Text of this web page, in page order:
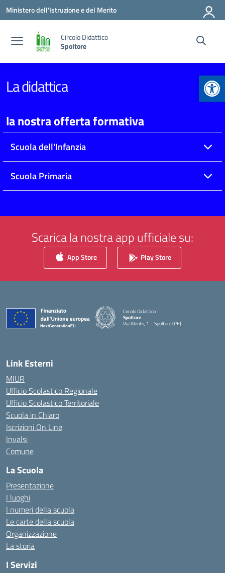
Vai ai contenuti
Vai al menu di navigazione
Vai al footer
Ministero dell'Istruzione e del Merito
Circolo Didattico
Spoltore
La didattica
la nostra offerta formativa
Scuola dell'Infanzia
Scuola Primaria
Scarica la nostra app ufficiale su:
App Store Play Store
Circolo Didattico
Spoltore
Via Alento, 1 – Spoltore (PE)
— Visita la pagina iniziale della scuola
Link Esterni
MIUR
Ufficio Scolastico Regionale
Ufficio Scolastico Territoriale
Scuola in Chiaro
Iscrizioni On Line
Invalsi
Comune
La Scuola
Presentazione
I luoghi
I numeri della scuola
Le carte della scuola
Organizzazione
La storia
I Servizi